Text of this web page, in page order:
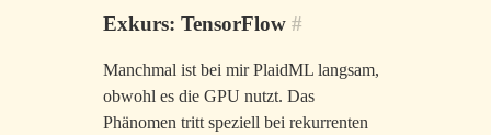
Exkurs: TensorFlow #
Manchmal ist bei mir PlaidML langsam,
obwohl es die GPU nutzt. Das
Phänomen tritt speziell bei rekurrenten